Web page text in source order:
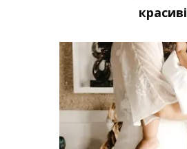
красиві